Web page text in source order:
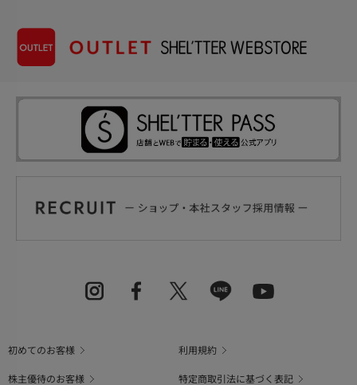
初めてのお客様
利用規約
株主優待のお客様
特定商取引法に基づく表記